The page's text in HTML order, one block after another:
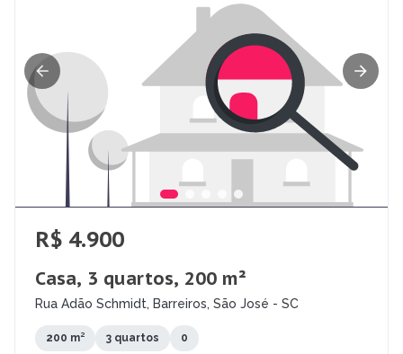
R$ 4.900
Casa, 3 quartos, 200 m²
Rua Adão Schmidt, Barreiros, São José - SC
200 m² 3 quartos 0